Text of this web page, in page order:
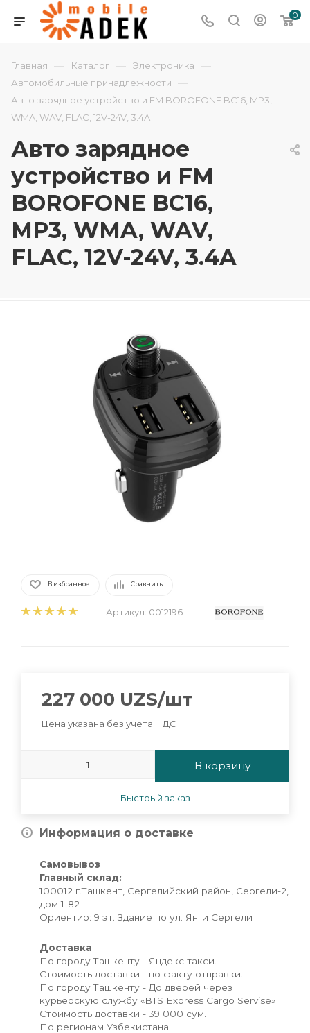
0
Главная — Каталог — Электроника —
Автомобильные принадлежности —
Авто зарядное устройство и FM BOROFONE BC16, MP3,
WMA, WAV, FLAC, 12V-24V, 3.4A
Авто зарядное
устройство и FM
BOROFONE BC16,
MP3, WMA, WAV,
FLAC, 12V-24V, 3.4A
В избранное Сравнить
Артикул: 0012196
227 000 UZS/шт
Цена указана без учета НДС
В корзину
Быстрый заказ
Информация о доставке
Самовывоз
Главный склад:
100012 г.Ташкент, Сергелийский район, Сергели-2,
дом 1-82
Ориентир: 9 эт. Здание по ул. Янги Сергели
Доставка
По городу Ташкенту - Яндекс такси.
Стоимость доставки - по факту отправки.
По городу Ташкенту - До дверей через
курьерскую службу «BTS Express Cargo Servise»
Стоимость доставки - 39 000 сум.
По регионам Узбекистана